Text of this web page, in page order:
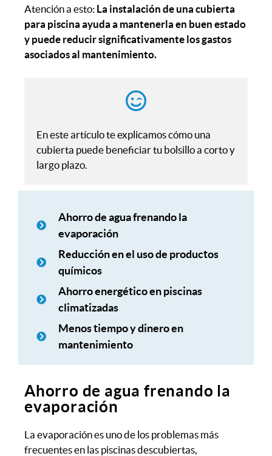
Atención a esto: La instalación de una cubierta
para piscina ayuda a mantenerla en buen estado
y puede reducir significativamente los gastos
asociados al mantenimiento.
En este artículo te explicamos cómo una
cubierta puede beneficiar tu bolsillo a corto y
largo plazo.
Ahorro de agua frenando la
evaporación
Reducción en el uso de productos
químicos
Ahorro energético en piscinas
climatizadas
Menos tiempo y dinero en
mantenimiento
Ahorro de agua frenando la
evaporación
La evaporación es uno de los problemas más
frecuentes en las piscinas descubiertas,